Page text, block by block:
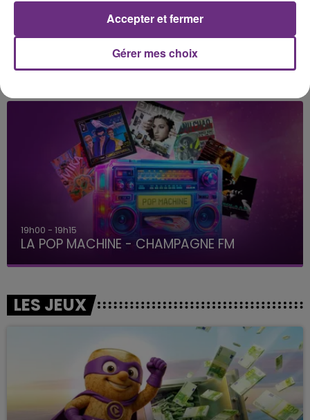
JECK & CARLA OFENBACH & STARSAILOR
19h00 - 19h15
LA POP MACHINE - CHAMPAGNE FM
LES JEUX
Gérer mes choix
Accepter et fermer